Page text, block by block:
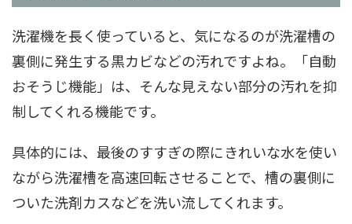
洗濯機を長く使っていると、気になるのが洗濯槽の
裏側に発生する黒カビなどの汚れですよね。「自動
おそうじ機能」は、そんな見えない部分の汚れを抑
制してくれる機能です。
具体的には、最後のすすぎの際にきれいな水を使い
ながら洗濯槽を高速回転させることで、槽の裏側に
ついた洗剤カスなどを洗い流してくれます。